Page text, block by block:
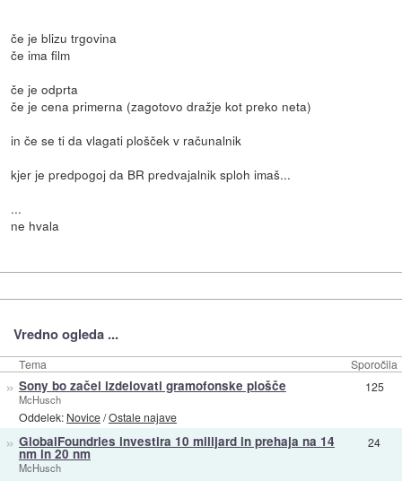
če je blizu trgovina
če ima film
če je odprta
če je cena primerna (zagotovo dražje kot preko neta)
in če se ti da vlagati plošček v računalnik
kjer je predpogoj da BR predvajalnik sploh imaš...
...
ne hvala
Vredno ogleda ...
Tema Sporočila
» Sony bo začel izdelovati gramofonske plošče
McHusch
Oddelek: Novice/Ostale najave
125
» GlobalFoundries investira 10 milijard in prehaja na 14
nm in 20 nm
McHusch
24